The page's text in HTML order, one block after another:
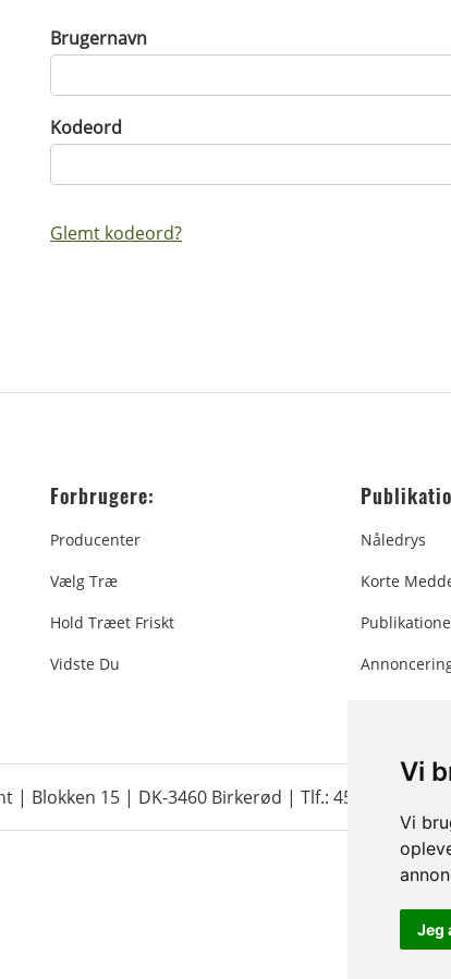
Vi
Vi
Jeg
Brugernavn
Kodeord
Glemt kodeord?
Forbrugere:
Producenter
Vælg Træ
Hold Træet Friskt
Vidste Du
Nåledrys
Korte
| Blokken 15 | DK-3460 Birkerød | Tlf.: 45 35 24 12